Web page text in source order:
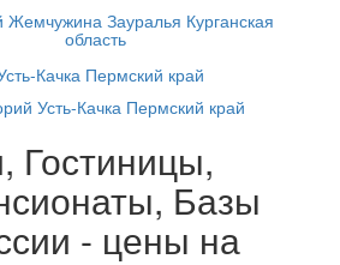
Жемчужина Зауралья Курганская
область
Усть-Качка Пермский край
Гостиницы,
Базы
- цены на